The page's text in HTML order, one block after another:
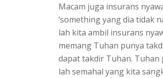
Macam juga insurans
‘something yang dia tidak
lah kita ambil insurans
memang Tuhan punya
dapat takdir Tuhan. Tuhan
lah semahal yang kita